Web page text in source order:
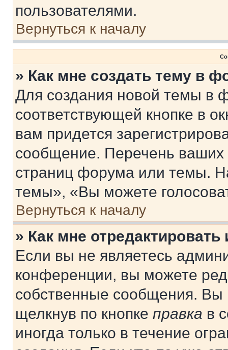
пользователями.
Вернуться к началу
» Как мне создать тему в
Для создания новой темы в
соответствующей кнопке в
вам придется
сообщение. Перечень ваших
страниц форума или темы.
темы», «Вы можете
Вернуться к началу
» Как мне
Если вы не являетесь
конференции, вы можете
собственные сообщения. Вы
щелкнув по кнопке правка в
иногда только в течение